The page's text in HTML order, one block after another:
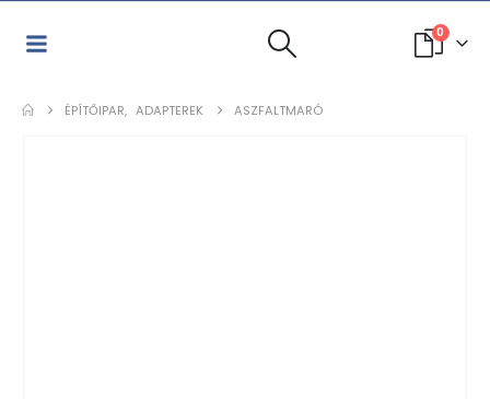
0
ÉPÍTŐIPAR, ADAPTEREK ASZFALTMARÓ